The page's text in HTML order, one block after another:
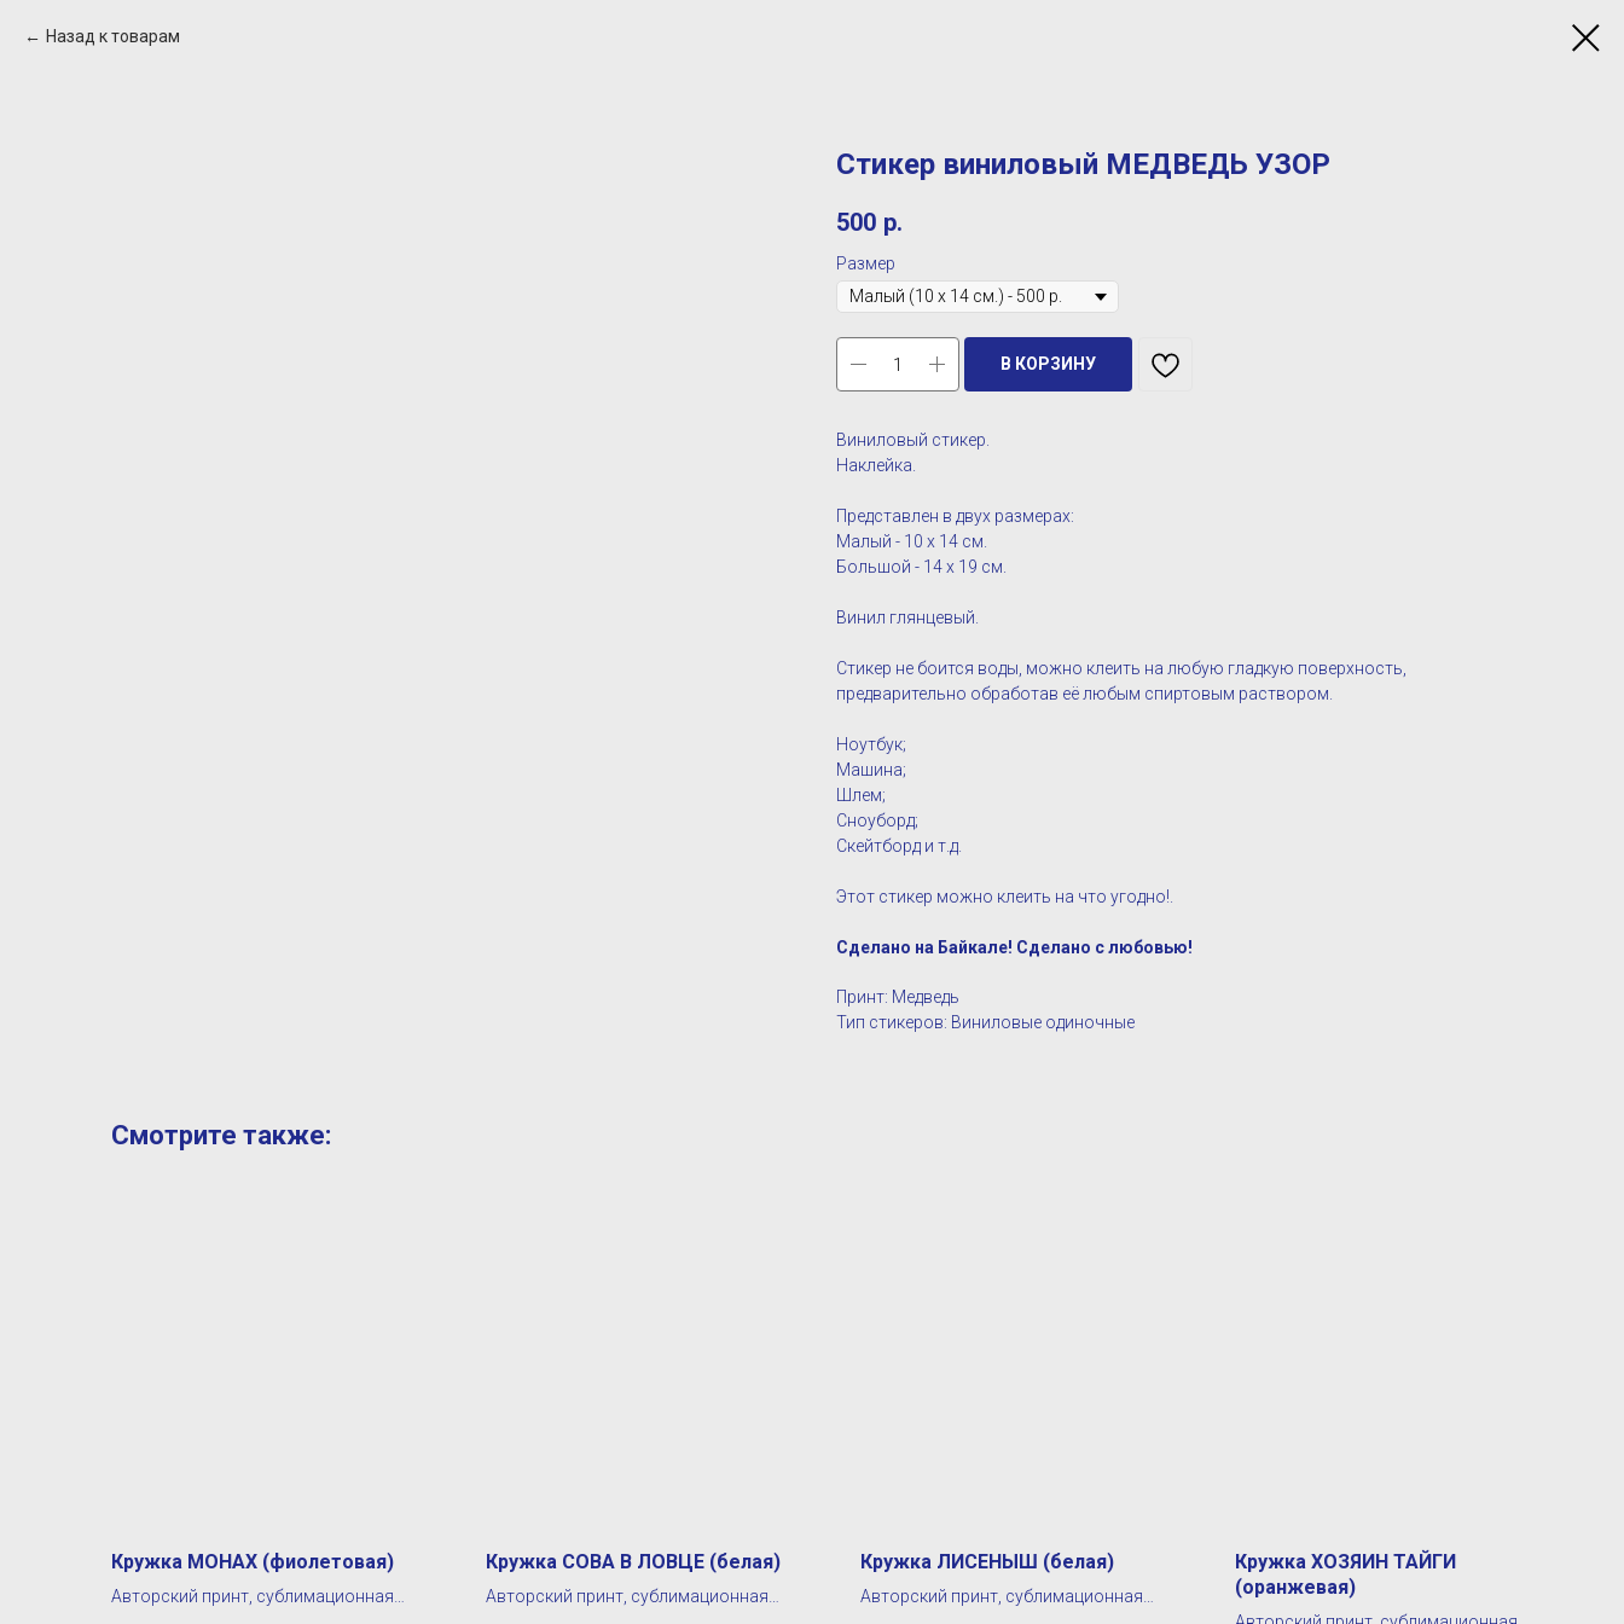
Назад к товарам
Стикер виниловый МЕДВЕДЬ УЗОР
500 р.
Размер
В КОРЗИНУ
Виниловый стикер.
Наклейка.
Представлен в двух размерах:
Малый - 10 х 14 см.
Большой - 14 х 19 см.
Винил глянцевый.
Стикер не боится воды, можно клеить на любую гладкую поверхность,
предварительно обработав её любым спиртовым раствором.
Ноутбук;
Машина;
Шлем;
Сноуборд;
Скейтборд и т.д.
Этот стикер можно клеить на что угодно!.
Сделано на Байкале! Сделано с любовью!
Принт: Медведь
Тип стикеров: Виниловые одиночные
Смотрите также:
Кружка МОНАХ (фиолетовая)
Авторский принт, сублимационная
Кружка СОВА В ЛОВЦЕ (белая)
Авторский принт, сублимационная
Кружка ЛИСЕНЫШ (белая)
Авторский принт, сублимационная
Кружка ХОЗЯИН ТАЙГИ
(оранжевая)